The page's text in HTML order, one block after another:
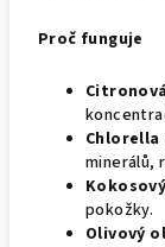
Proč funguje
minerálů,
pokožky.
Olivový